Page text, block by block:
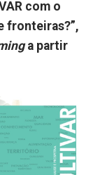
com o
fronteiras?”,
a partir